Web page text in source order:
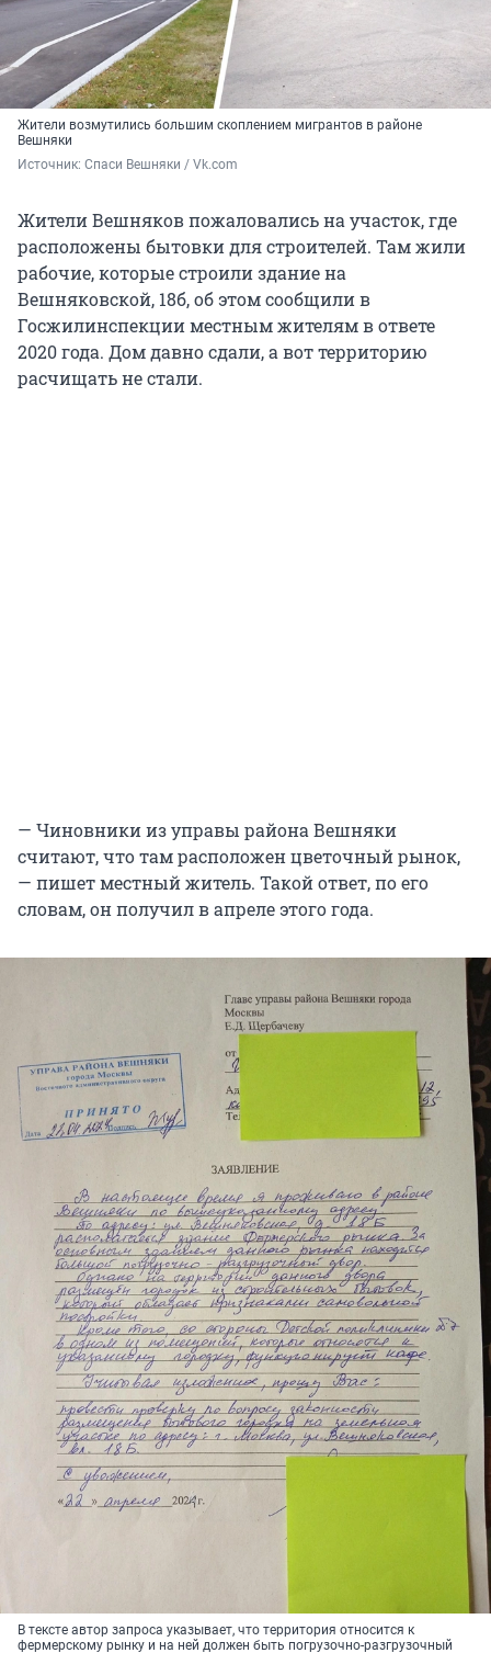
Жители возмутились большим скоплением мигрантов в районе
Вешняки
Источник: Спаси Вешняки / Vk.com
Жители Вешняков пожаловались на участок, где
расположены бытовки для строителей. Там жили
рабочие, которые строили здание на
Вешняковской, 18б, об этом сообщили в
Госжилинспекции местным жителям в ответе
2020 года. Дом давно сдали, а вот территорию
расчищать не стали.
— Чиновники из управы района Вешняки
считают, что там расположен цветочный рынок,
— пишет местный житель. Такой ответ, по его
словам, он получил в апреле этого года.
В тексте автор запроса указывает, что территория относится к
фермерскому рынку и на ней должен быть погрузочно-разгрузочный